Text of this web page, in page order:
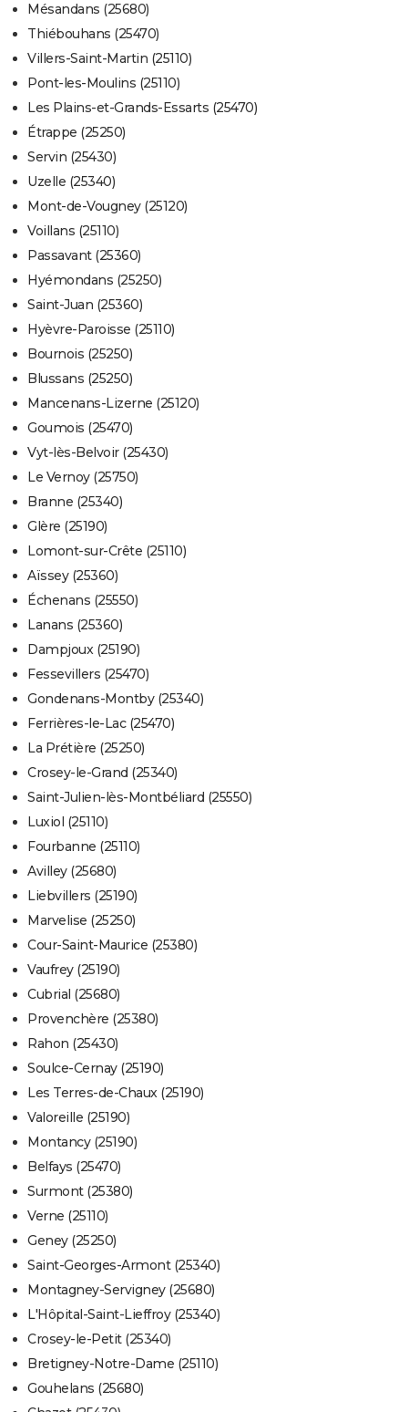
Mésandans (25680)
Thiébouhans (25470)
Villers-Saint-Martin (25110)
Pont-les-Moulins (25110)
Les Plains-et-Grands-Essarts (25470)
Étrappe (25250)
Servin (25430)
Uzelle (25340)
Mont-de-Vougney (25120)
Voillans (25110)
Passavant (25360)
Hyémondans (25250)
Saint-Juan (25360)
Hyèvre-Paroisse (25110)
Bournois (25250)
Blussans (25250)
Mancenans-Lizerne (25120)
Goumois (25470)
Vyt-lès-Belvoir (25430)
Le Vernoy (25750)
Branne (25340)
Glère (25190)
Lomont-sur-Crête (25110)
Aïssey (25360)
Échenans (25550)
Lanans (25360)
Dampjoux (25190)
Fessevillers (25470)
Gondenans-Montby (25340)
Ferrières-le-Lac (25470)
La Prétière (25250)
Crosey-le-Grand (25340)
Saint-Julien-lès-Montbéliard (25550)
Luxiol (25110)
Fourbanne (25110)
Avilley (25680)
Liebvillers (25190)
Marvelise (25250)
Cour-Saint-Maurice (25380)
Vaufrey (25190)
Cubrial (25680)
Provenchère (25380)
Rahon (25430)
Soulce-Cernay (25190)
Les Terres-de-Chaux (25190)
Valoreille (25190)
Montancy (25190)
Belfays (25470)
Surmont (25380)
Verne (25110)
Geney (25250)
Saint-Georges-Armont (25340)
Montagney-Servigney (25680)
L'Hôpital-Saint-Lieffroy (25340)
Crosey-le-Petit (25340)
Bretigney-Notre-Dame (25110)
Gouhelans (25680)